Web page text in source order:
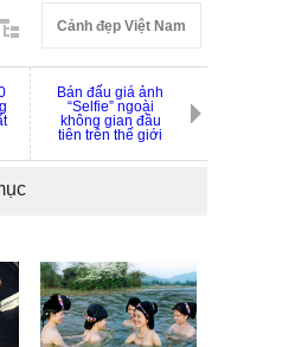
Cảnh đẹp Việt Nam
Bán đấu giá ảnh
“Selfie” ngoài
không gian đầu
tiên trên thế giới